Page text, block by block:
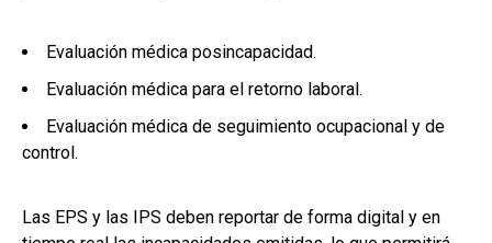
Evaluación médica posincapacidad.
Evaluación médica para el retorno laboral.
Evaluación médica de seguimiento ocupacional y de
control.
Las EPS y las IPS deben reportar de forma digital y en